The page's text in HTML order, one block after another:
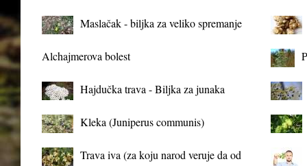
Maslačak - biljka za veliko spremanje
Alchajmerova bolest
Hajdučka trava - Biljka za junaka
Kleka (Juniperus communis)
Trava iva (za koju narod veruje da od